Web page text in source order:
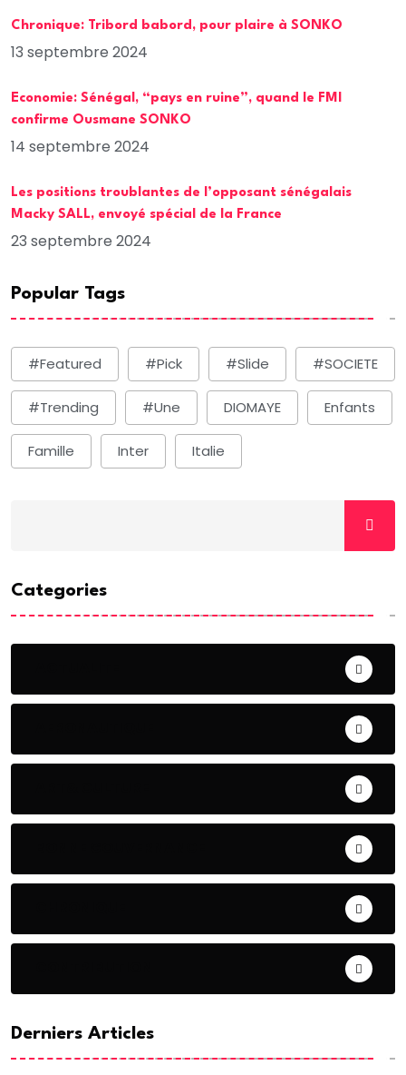
Chronique: Tribord babord, pour plaire à SONKO
13 septembre 2024
Economie: Sénégal, “pays en ruine”, quand le FMI
confirme Ousmane SONKO
14 septembre 2024
Les positions troublantes de l’opposant sénégalais
Macky SALL, envoyé spécial de la France
23 septembre 2024
Popular Tags
#Featured #Pick #Slide #SOCIETE
#Trending #une DIOMAYE Enfants
Famille Inter Italie
Categories
Derniers Articles